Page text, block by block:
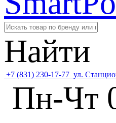
Найти
+7 (831) 230-17-77 ул.
Пн-Чт